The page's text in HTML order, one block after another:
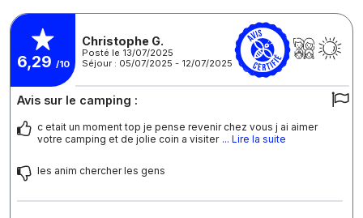
6,29 /10
Christophe G.
Posté le 13/07/2025
Séjour : 05/07/2025 - 12/07/2025
Avis sur le camping :
c etait un moment top je pense revenir chez vous j ai aimer
votre camping et de jolie coin a visiter ... Lire la suite
les anim chercher les gens